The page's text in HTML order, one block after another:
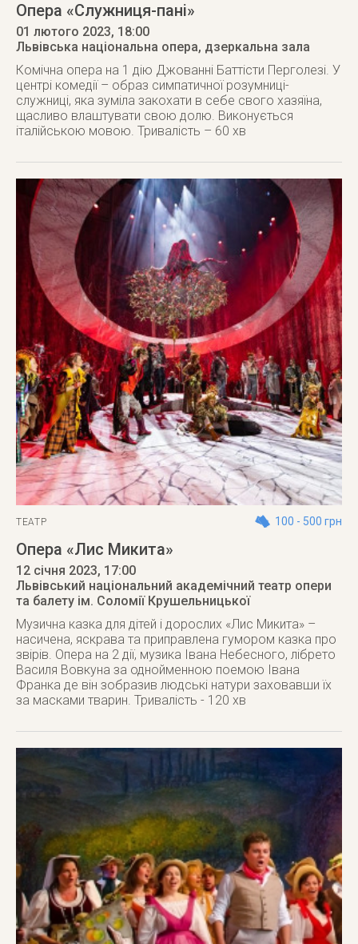
Опера «Служниця-пані»
01 лютого 2023, 18:00
Львівська національна опера, дзеркальна зала
Комічна опера на 1 дію Джованні Баттісти Перголезі. У
центрі комедії – образ симпатичної розумниці-
служниці, яка зуміла закохати в себе свого хазяїна,
щасливо влаштувати свою долю. Виконується
італійською мовою. Тривалість – 60 хв
ТЕАТР 100 - 500 грн
Опера «Лис Микита»
12 січня 2023, 17:00
Львівський національний академічний театр опери
та балету ім. Соломії Крушельницької
Музична казка для дітей і дорослих «Лис Микита» –
насичена, яскрава та приправлена гумором казка про
звірів. Опера на 2 дії, музика Івана Небесного, лібрето
Василя Вовкуна за однойменною поемою Івана
Франка де він зобразив людські натури заховавши їх
за масками тварин. Тривалість - 120 хв